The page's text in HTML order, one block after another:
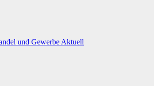
und Gewerbe Aktuell